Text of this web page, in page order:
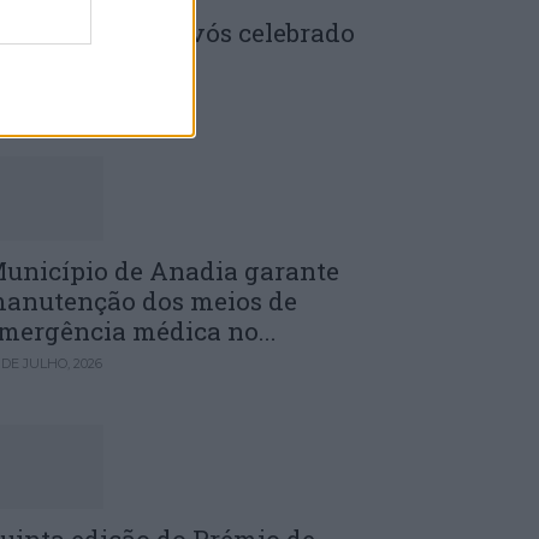
Penela: Dia dos Avós celebrado
de Anadia garante
dos meios de
médica no...
JULHO, 2026